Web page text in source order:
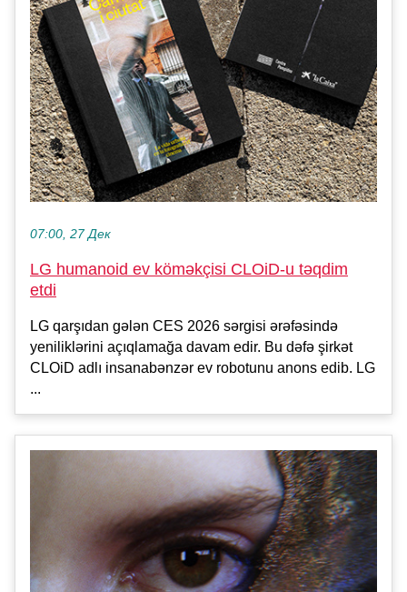
07:00, 27 Дек
LG humanoid ev köməkçisi CLOiD-u təqdim
etdi
LG qarşıdan gələn CES 2026 sərgisi ərəfəsində
yeniliklərini açıqlamağa davam edir. Bu dəfə şirkət
CLOiD adlı insanabənzər ev robotunu anons edib. LG
...